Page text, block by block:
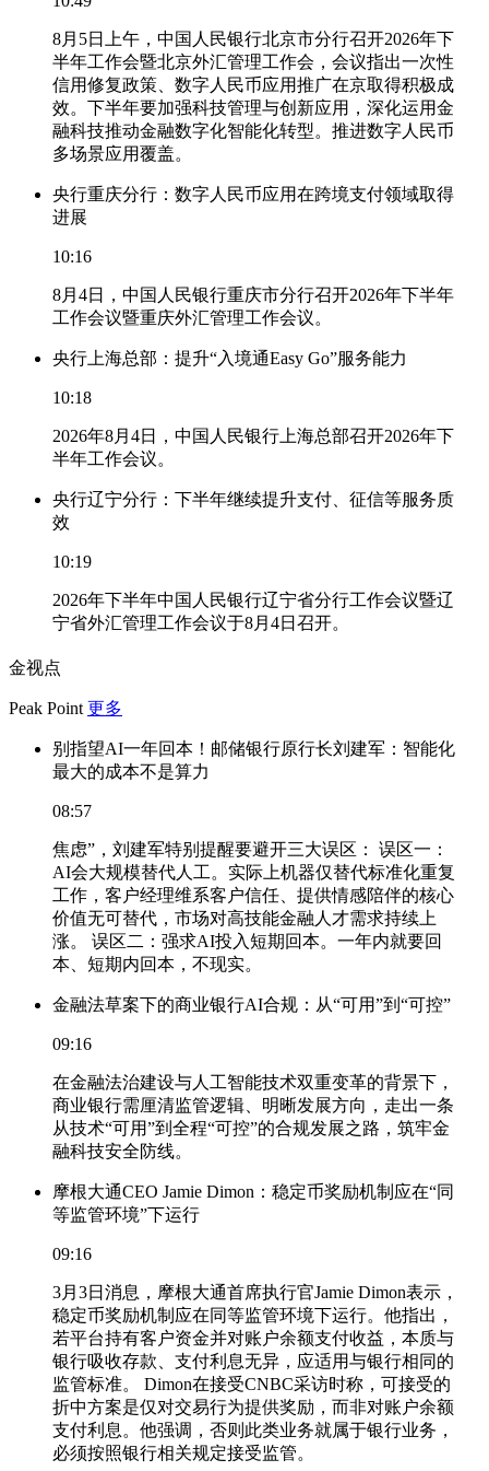
8月5日上午，中国人民银行北京市分行召开2026年下
半年工作会暨北京外汇管理工作会，会议指出一次性
信用修复政策、数字人民币应用推广在京取得积极成
效。下半年要加强科技管理与创新应用，深化运用金
融科技推动金融数字化智能化转型。推进数字人民币
多场景应用覆盖。
央行重庆分行：数字人民币应用在跨境支付领域取得
进展
10:16
8月4日，中国人民银行重庆市分行召开2026年下半年
工作会议暨重庆外汇管理工作会议。
央行上海总部：提升“入境通Easy Go”服务能力
10:18
2026年8月4日，中国人民银行上海总部召开2026年下
半年工作会议。
央行辽宁分行：下半年继续提升支付、征信等服务质
效
10:19
2026年下半年中国人民银行辽宁省分行工作会议暨辽
宁省外汇管理工作会议于8月4日召开。
金视点
Peak Point 更多
别指望AI一年回本！邮储银行原行长刘建军：智能化
最大的成本不是算力
08:57
焦虑”，刘建军特别提醒要避开三大误区： 误区一：
AI会大规模替代人工。实际上机器仅替代标准化重复
工作，客户经理维系客户信任、提供情感陪伴的核心
价值无可替代，市场对高技能金融人才需求持续上
涨。 误区二：强求AI投入短期回本。一年内就要回
本、短期内回本，不现实。
金融法草案下的商业银行AI合规：从“可用”到“可控”
09:16
在金融法治建设与人工智能技术双重变革的背景下，
商业银行需厘清监管逻辑、明晰发展方向，走出一条
从技术“可用”到全程“可控”的合规发展之路，筑牢金
融科技安全防线。
摩根大通CEO Jamie Dimon：稳定币奖励机制应在“同
等监管环境”下运行
09:16
3月3日消息，摩根大通首席执行官Jamie Dimon表示，
稳定币奖励机制应在同等监管环境下运行。他指出，
若平台持有客户资金并对账户余额支付收益，本质与
银行吸收存款、支付利息无异，应适用与银行相同的
监管标准。 Dimon在接受CNBC采访时称，可接受的
折中方案是仅对交易行为提供奖励，而非对账户余额
支付利息。他强调，否则此类业务就属于银行业务，
必须按照银行相关规定接受监管。